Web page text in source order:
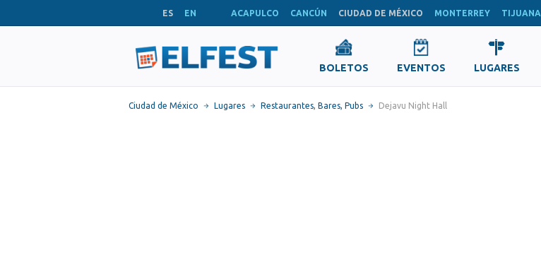
ES EN ACAPULCO CANCÚN CIUDAD DE MÉXICO MONTERREY TIJUANA
BOLETOS EVENTOS LUGARES
Ciudad de México Lugares Restaurantes, Bares, Pubs Dejavu Night Hall